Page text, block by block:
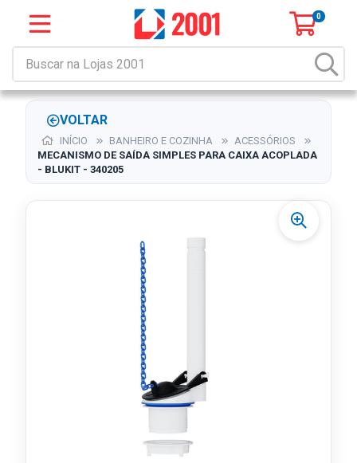
0
VOLTAR
INÍCIO BANHEIRO E COZINHA
ACESSÓRIOS
MECANISMO DE SAÍDA SIMPLES PARA CAIXA ACOPLADA
- BLUKIT - 340205